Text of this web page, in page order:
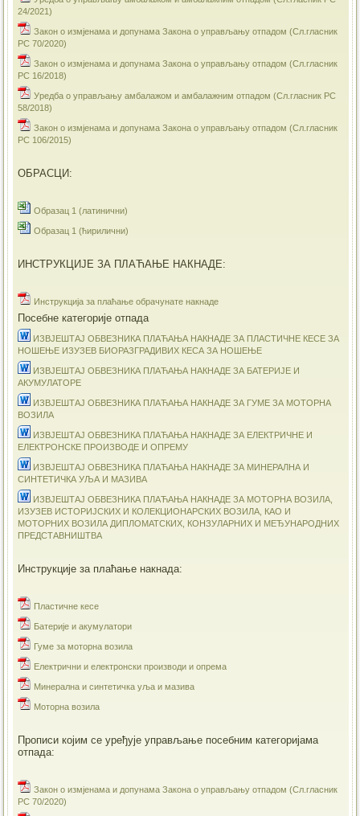
24/2021)
Закон о измјенама и допунама Закона о управљању отпадом (Сл.гласник
РС 70/2020)
Закон о измјенама и допунама Закона о управљању отпадом (Сл.гласник
РС 16/2018)
Уредба о управљању амбалажом и амбалажним отпадом (Сл.гласник РС
58/2018)
Закон о измјенама и допунама Закона о управљању отпадом (Сл.гласник
РС 106/2015)
ОБРАСЦИ:
Образац 1 (латинични)
Образац 1 (ћирилични)
ИНСТРУКЦИЈЕ ЗА ПЛАЋАЊЕ НАКНАДЕ:
Инструкција за плаћање обрачунате накнаде
Посебне категорије отпада
ИЗВЈЕШТАЈ ОБВЕЗНИКА ПЛАЋАЊА НАКНАДЕ ЗА ПЛАСТИЧНЕ КЕСЕ ЗА
НОШЕЊЕ ИЗУЗЕВ БИОРАЗГРАДИВИХ КЕСА ЗА НОШЕЊЕ
ИЗВЈЕШТАЈ ОБВЕЗНИКА ПЛАЋАЊА НАКНАДЕ ЗА БАТЕРИЈЕ И
АКУМУЛАТОРЕ
ИЗВЈЕШТАЈ ОБВЕЗНИКА ПЛАЋАЊА НАКНАДЕ ЗА ГУМЕ ЗА МОТОРНА
ВОЗИЛА
ИЗВЈЕШТАЈ ОБВЕЗНИКА ПЛАЋАЊА НАКНАДЕ ЗА ЕЛЕКТРИЧНЕ И
ЕЛЕКТРОНСКЕ ПРОИЗВОДЕ И ОПРЕМУ
ИЗВЈЕШТАЈ ОБВЕЗНИКА ПЛАЋАЊА НАКНАДЕ ЗА МИНЕРАЛНА И
СИНТЕТИЧКА УЉА И МАЗИВА
ИЗВЈЕШТАЈ ОБВЕЗНИКА ПЛАЋАЊА НАКНАДЕ ЗА МОТОРНА ВОЗИЛА,
ИЗУЗЕВ ИСТОРИЈСКИХ И КОЛЕКЦИОНАРСКИХ ВОЗИЛА, КАО И
МОТОРНИХ ВОЗИЛА ДИПЛОМАТСКИХ, КОНЗУЛАРНИХ И МЕЂУНАРОДНИХ
ПРЕДСТАВНИШТВА
Инструкције за плаћање накнада:
Пластичне кесе
Батерије и акумулатори
Гуме за моторна возила
Електрични и електронски производи и опрема
Минерална и синтетичка уља и мазива
Моторна возила
Прописи којим се уређује управљање посебним категоријама
отпада:
Закон о измјенама и допунама Закона о управљању отпадом (Сл.гласник
РС 70/2020)